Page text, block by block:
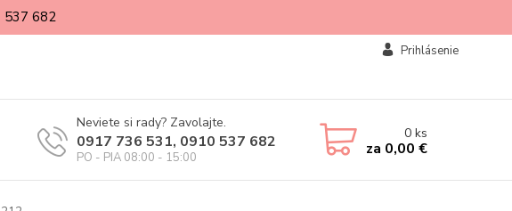
537 682
Prihlásenie
Neviete si rady? Zavolajte.
0917 736 531, 0910 537 682
PO - PIA 08:00 - 15:00
0ks
za 0,00 €